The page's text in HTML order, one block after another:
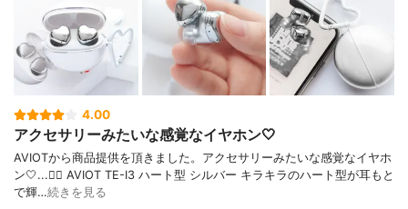
4.00
アクセサリーみたいな感覚なイヤホン🤍
AVIOTから商品提供を頂きました。アクセサリーみたいな感覚なイヤホ
ン🤍...👉🏻 AVIOT TE-I3 ハート型 シルバー キラキラのハート型が耳もと
で輝…続きを見る